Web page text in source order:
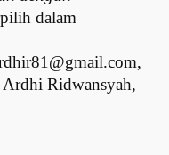
dalam
,
Ridwansyah,